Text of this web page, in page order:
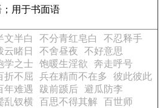
用于书面语
文半白 不分青红皂白
不忍释手
云睹日 不舍昼夜
不好意思
学之士 饱暖生淫欲
奔走呼号
折不屈 兵在精而不在多
彼此彼此
年难遇 跋前踬后
避瓜防李
乱钗横 百思不得其解 百世师